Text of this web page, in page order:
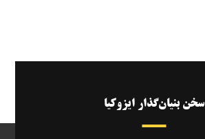
سخن بنیان‌گذار ایزوکیا